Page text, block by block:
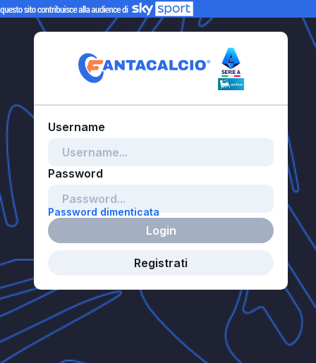
Password dimenticata
Login
Registrati